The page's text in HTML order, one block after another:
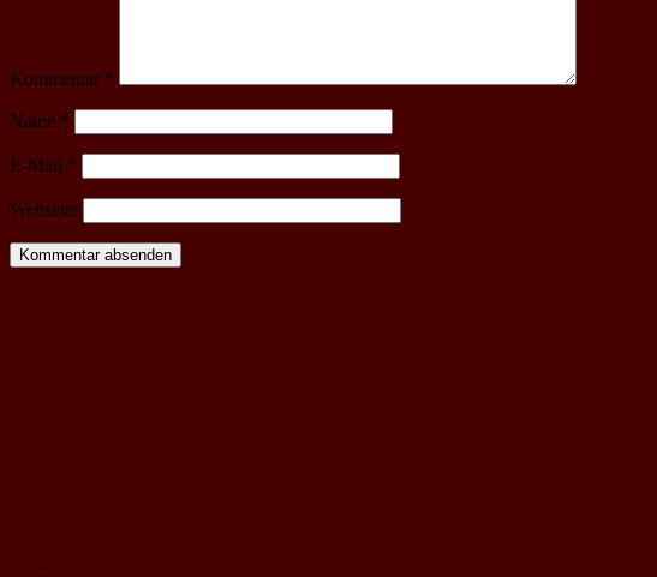
Kommentar *
Name *
E-Mail *
Webseite